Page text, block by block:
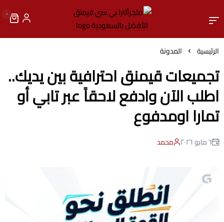
متجرألترا بي سي قيمنق
٠
الرئيسية المدونة
تجميعات قيمنق احترافية بين يديك..
اطلب الآن وادفع لاحقاً عبر تابي أو
تمارا اومدفوع
٦ مايو ٢٠٢٦ محمد